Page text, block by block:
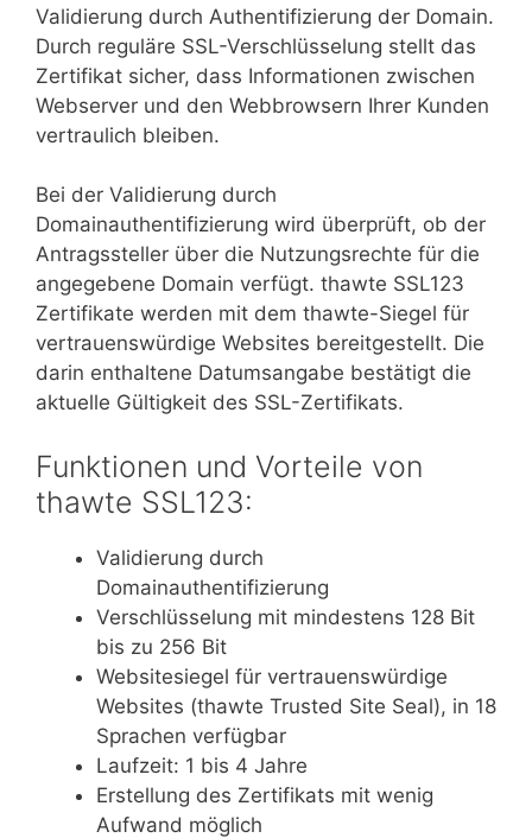
Validierung durch Authentifizierung der Domain.
Durch reguläre SSL-Verschlüsselung stellt das
Zertifikat sicher, dass Informationen zwischen
Webserver und den Webbrowsern Ihrer Kunden
vertraulich bleiben.
Bei der Validierung durch
Domainauthentifizierung wird überprüft, ob der
Antragssteller über die Nutzungsrechte für die
angegebene Domain verfügt. thawte SSL123
Zertifikate werden mit dem thawte-Siegel für
vertrauenswürdige Websites bereitgestellt. Die
darin enthaltene Datumsangabe bestätigt die
aktuelle Gültigkeit des SSL-Zertifikats.
Funktionen und Vorteile von
thawte SSL123:
Validierung durch
Domainauthentifizierung
Verschlüsselung mit mindestens 128 Bit
bis zu 256 Bit
Websitesiegel für vertrauenswürdige
Websites (thawte Trusted Site Seal), in 18
Sprachen verfügbar
Laufzeit: 1 bis 4 Jahre
Erstellung des Zertifikats mit wenig
Aufwand möglich